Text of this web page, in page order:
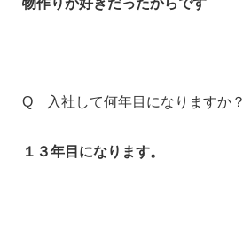
Q 入社して何年目になりますか？
１３年目になります。